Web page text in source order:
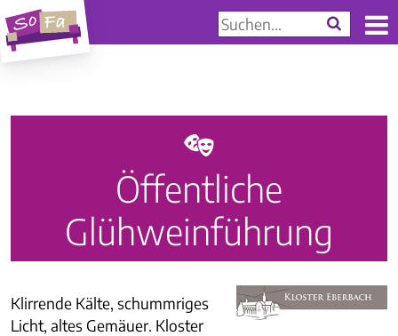
d
Öffentliche
Glühweinführung
Klirrende Kälte, schummriges
Licht, altes Gemäuer. Kloster